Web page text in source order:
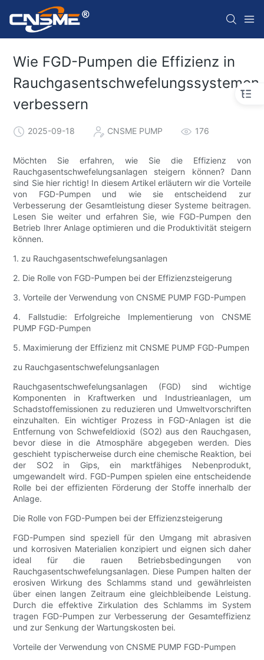
Wie FGD-Pumpen die Effizienz in
Rauchgasentschwefelungssystemen
verbessern
2025-09-18 CNSME PUMP 176
Möchten Sie erfahren, wie Sie die Effizienz von
Rauchgasentschwefelungsanlagen steigern können? Dann
sind Sie hier richtig! In diesem Artikel erläutern wir die Vorteile
von FGD-Pumpen und wie sie entscheidend zur
Verbesserung der Gesamtleistung dieser Systeme beitragen.
Lesen Sie weiter und erfahren Sie, wie FGD-Pumpen den
Betrieb Ihrer Anlage optimieren und die Produktivität steigern
können.
1. zu Rauchgasentschwefelungsanlagen
2. Die Rolle von FGD-Pumpen bei der Effizienzsteigerung
3. Vorteile der Verwendung von CNSME PUMP FGD-Pumpen
4. Fallstudie: Erfolgreiche Implementierung von CNSME
PUMP FGD-Pumpen
5. Maximierung der Effizienz mit CNSME PUMP FGD-Pumpen
zu Rauchgasentschwefelungsanlagen
Rauchgasentschwefelungsanlagen (FGD) sind wichtige
Komponenten in Kraftwerken und Industrieanlagen, um
Schadstoffemissionen zu reduzieren und Umweltvorschriften
einzuhalten. Ein wichtiger Prozess in FGD-Anlagen ist die
Entfernung von Schwefeldioxid (SO2) aus den Rauchgasen,
bevor diese in die Atmosphäre abgegeben werden. Dies
geschieht typischerweise durch eine chemische Reaktion, bei
der SO2 in Gips, ein marktfähiges Nebenprodukt,
umgewandelt wird. FGD-Pumpen spielen eine entscheidende
Rolle bei der effizienten Förderung der Stoffe innerhalb der
Anlage.
Die Rolle von FGD-Pumpen bei der Effizienzsteigerung
FGD-Pumpen sind speziell für den Umgang mit abrasiven
und korrosiven Materialien konzipiert und eignen sich daher
ideal für die rauen Betriebsbedingungen von
Rauchgasentschwefelungsanlagen. Diese Pumpen halten der
erosiven Wirkung des Schlamms stand und gewährleisten
über einen langen Zeitraum eine gleichbleibende Leistung.
Durch die effektive Zirkulation des Schlamms im System
tragen FGD-Pumpen zur Verbesserung der Gesamteffizienz
und zur Senkung der Wartungskosten bei.
Vorteile der Verwendung von CNSME PUMP FGD-Pumpen